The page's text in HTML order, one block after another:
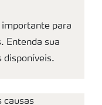
para
Entenda sua
disponíveis.